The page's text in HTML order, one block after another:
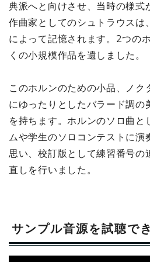
典派へと向けさせ、当時の様式
作曲家としてのシュトラウスは
によって記憶されます。2つの
くの小規模作品を遺しました。
このホルンのための小品、ノク
にゆったりとしたバラード調の
を持ちます。ホルンのソロ曲と
ムや学生のソロコンテストに演
思い、校訂版として練習番号の
直しを行いました。
サンプル音源を試聴で